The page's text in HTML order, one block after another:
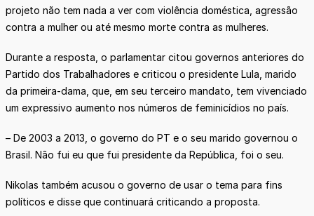
projeto não tem nada a ver com violência doméstica, agressão
contra a mulher ou até mesmo morte contra as mulheres.
Durante a resposta, o parlamentar citou governos anteriores do
Partido dos Trabalhadores e criticou o presidente Lula, marido
da primeira-dama, que, em seu terceiro mandato, tem vivenciado
um expressivo aumento nos números de feminicídios no país.
– De 2003 a 2013, o governo do PT e o seu marido governou o
Brasil. Não fui eu que fui presidente da República, foi o seu.
Nikolas também acusou o governo de usar o tema para fins
políticos e disse que continuará criticando a proposta.